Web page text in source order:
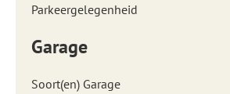
Parkeergelegenheid
Garage
Soort(en) Garage